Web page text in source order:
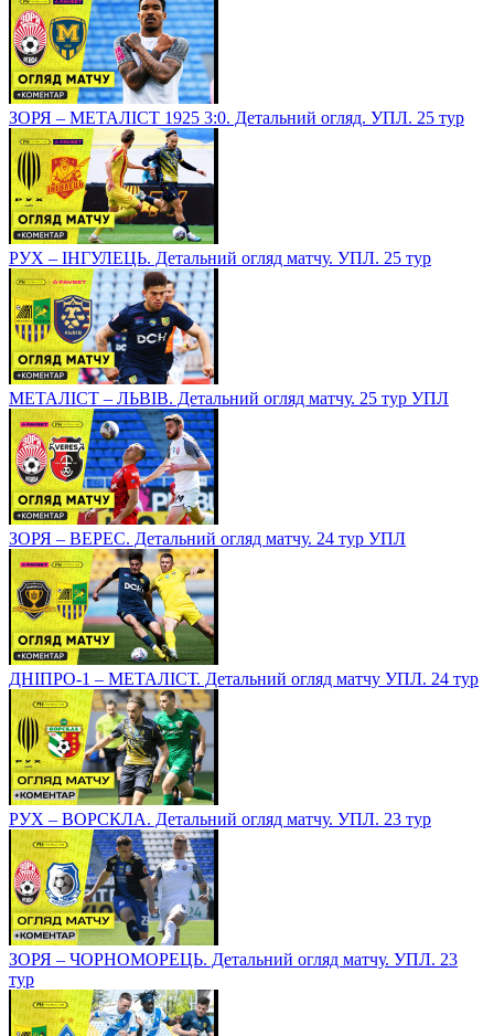
ЗОРЯ – МЕТАЛІСТ 1925 3:0. Детальний огляд. УПЛ. 25 тур
РУХ – ІНГУЛЕЦЬ. Детальний огляд матчу. УПЛ. 25 тур
МЕТАЛІСТ – ЛЬВІВ. Детальний огляд матчу. 25 тур УПЛ
ЗОРЯ – ВЕРЕС. Детальний огляд матчу. 24 тур УПЛ
ДНІПРО-1 – МЕТАЛІСТ. Детальний огляд матчу УПЛ. 24 тур
РУХ – ВОРСКЛА. Детальний огляд матчу. УПЛ. 23 тур
ЗОРЯ – ЧОРНОМОРЕЦЬ. Детальний огляд матчу. УПЛ. 23
тур